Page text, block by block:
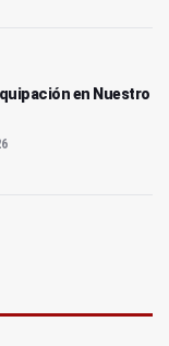
en Nuestro